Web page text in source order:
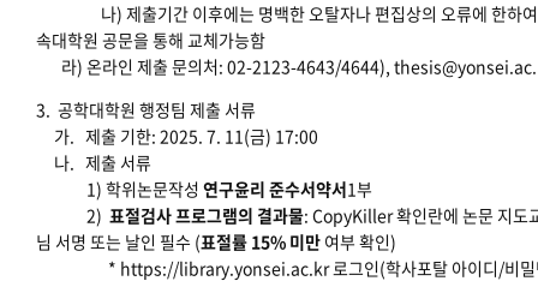
나) 제출기간 이후에는 명백한 오탈자나 편집상의 오류에 한하
속대학원 공문을 통해 교체가능함
라) 온라인 제출 문의처: 02-2123-4643/4644),
3. 공학대학원 행정팀 제출 서류
가. 제출 기한: 2025. 7. 11(금) 17:00
나. 제출 서류
1) 학위논문작성 연구윤리 준수서약서1부
2) 표절검사 프로그램의 결과물: CopyKiller 확인란에 논문 지도
님 서명 또는 날인 필수 (표절률 15% 미만 여부 확인)
* https://library.yonsei.ac.kr 로그인(학사포탈 아이디/비밀